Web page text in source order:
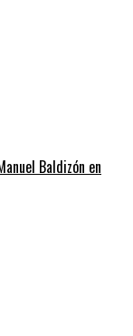
Baldizón en